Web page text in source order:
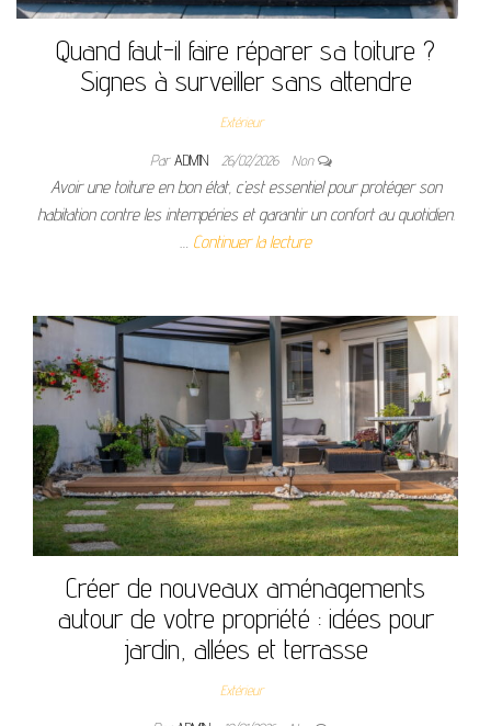
Quand faut-il faire réparer sa toiture ?
Signes à surveiller sans attendre
Extérieur
ParADMIN 26/02/2026 Non
Avoir une toiture en bon état, c’est essentiel pour protéger son
habitation contre les intempéries et garantir un confort au quotidien.
… Continuer la lecture
Créer de nouveaux aménagements
autour de votre propriété : idées pour
jardin, allées et terrasse
Extérieur